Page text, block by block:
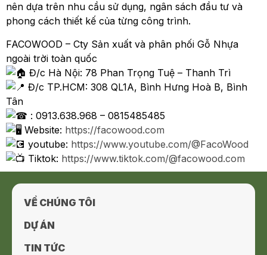
nên dựa trên nhu cầu sử dụng, ngân sách đầu tư và
phong cách thiết kế của từng công trình.
FACOWOOD – Cty Sản xuất và phân phối Gỗ Nhựa
ngoài trời toàn quốc
Đ/c Hà Nội: 78 Phan Trọng Tuệ – Thanh Trì
Đ/c TP.HCM: 308 QL1A, Bình Hưng Hoà B, Bình
Tân
: 0913.638.968 – 0815485485
Website: https://facowood.com
youtube: https://www.youtube.com/@FacoWood
Tiktok: https://www.tiktok.com/@facowood.com
VỀ CHÚNG TÔI
DỰ ÁN
TIN TỨC